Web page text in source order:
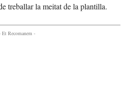
treballar la meitat de la plantilla.
Et Recomanem -